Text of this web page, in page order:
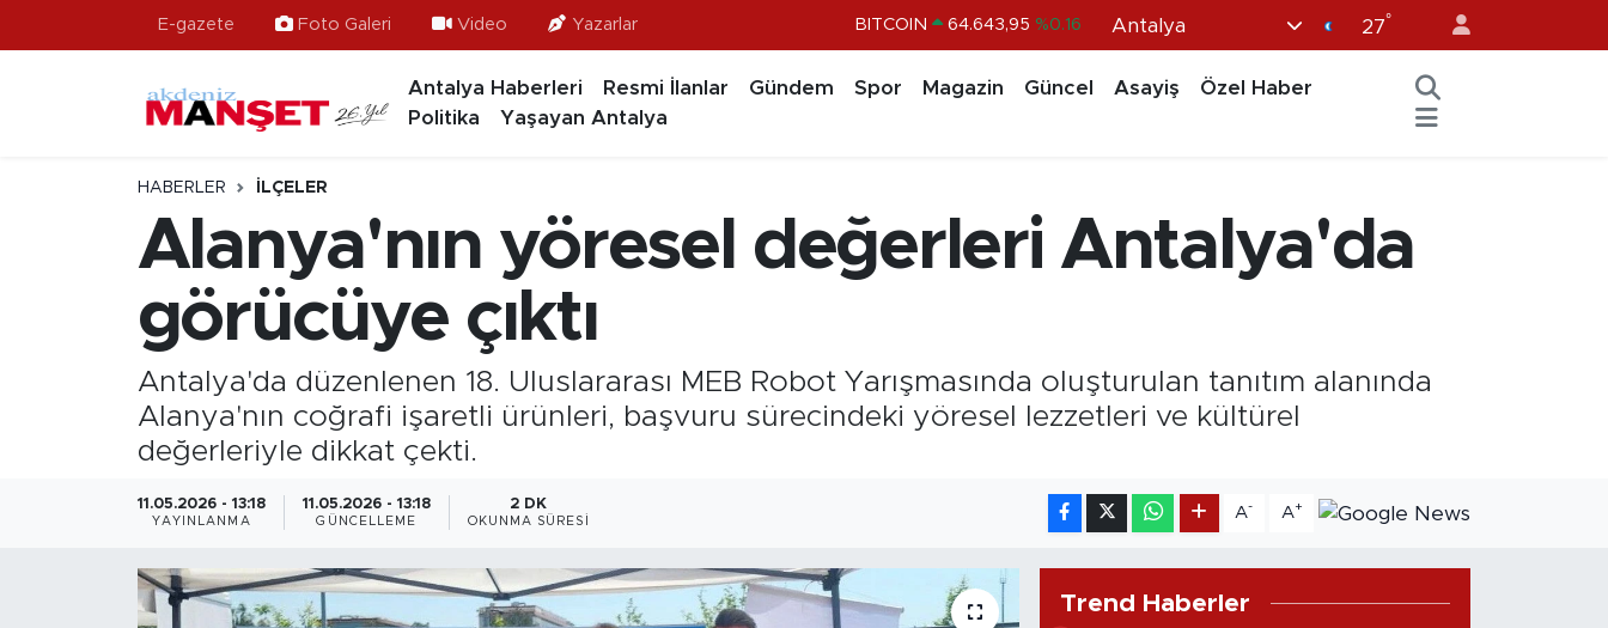
E-gazete Foto Galeri Video Yazarlar DOLAR 47,6704 %0
BITCOIN 64.643,95 %0.16
Antalya 27°
Antalya Haberleri Resmi İlanlar Gündem Spor Magazin Güncel Asayiş
Özel Haber
Politika
Yaşayan Antalya
HABERLER İLÇELER
Alanya'nın yöresel değerleri Antalya'da
görücüye çıktı
Antalya'da düzenlenen 18. Uluslararası MEB Robot Yarışmasında oluşturulan tanıtım alanında
Alanya'nın coğrafi işaretli ürünleri, başvuru sürecindeki yöresel lezzetleri ve kültürel
değerleriyle dikkat çekti.
11.05.2026 - 13:18
YAYINLANMA
11.05.2026 - 13:18
GÜNCELLEME
2 DK
OKUNMA SÜRESI
A- A+
Trend Haberler
Ekonomi
Gündem
Kültür- Sanat
Magazin
Hava Durumu
Tüm Manşetler
Son Dakika Haberleri
Haber Arşivi